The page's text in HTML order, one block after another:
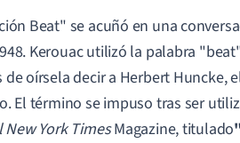
Beat" se acuñó en una
Kerouac utilizó la palabra
de oírsela decir a Herbert Huncke,
El término se impuso tras ser
New York TimesMagazine, titulado